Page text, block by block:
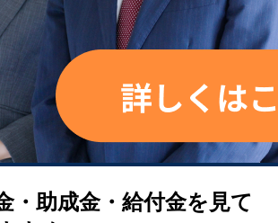
・助成金・給付金を見て